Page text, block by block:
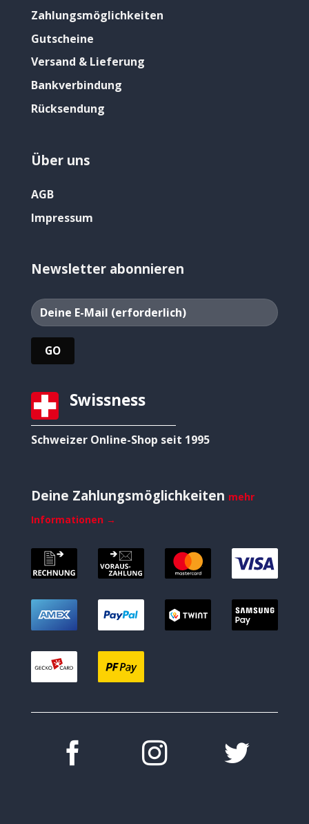
Zahlungsmöglichkeiten
Gutscheine
Versand & Lieferung
Bankverbindung
Rücksendung
Über uns
AGB
Impressum
Newsletter abonnieren
Swissness
Schweizer Online-Shop seit 1995
Deine Zahlungsmöglichkeiten mehr
Informationen →